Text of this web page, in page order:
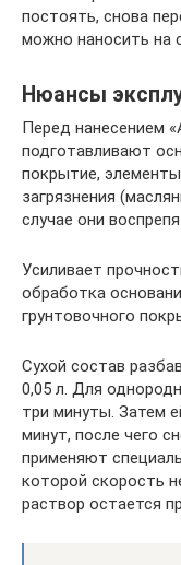
постоять, снова
можно наносить на
Нюансы
Перед нанесением
подготавливают
покрытие,
загрязнения
случае они
Усиливает
обработка
грунтовочного
Сухой состав
0,05 л. Для
три минуты. Затем
минут, после чего
применяют
которой скорость
раствор остается